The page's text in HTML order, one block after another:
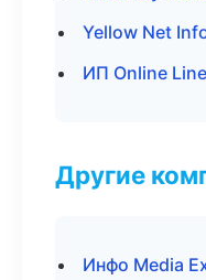
Yellow Net
ИП Online
Другие
Инфо Media